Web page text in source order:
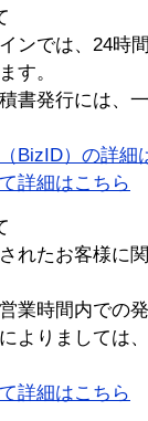
ンでは、24時
す。
書発行には、
BizID）の詳細
詳細はこちら
れたお客様に
業時間内での
よりましては
詳細はこちら